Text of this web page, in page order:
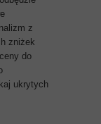
z
zniżek
do
ukrytych